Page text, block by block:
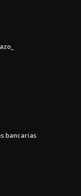
bancarias